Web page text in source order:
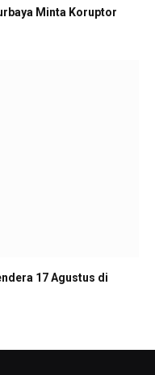
Minta Koruptor
17 Agustus di